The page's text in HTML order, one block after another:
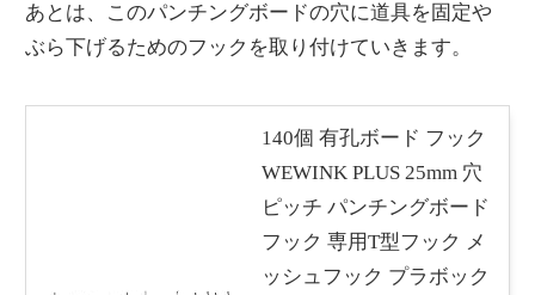
あとは、このパンチングボードの穴に道具を固定や
ぶら下げるためのフックを取り付けていきます。
140個 有孔ボード フック
WEWINK PLUS 25mm 穴
ピッチ パンチングボード
フック 専用T型フック メ
ッシュフック プラボック